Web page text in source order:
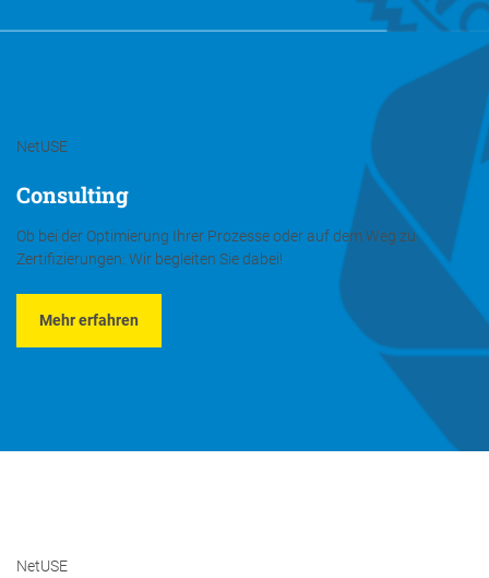
NetUSE
Consulting
Ob bei der Optimierung Ihrer Prozesse oder auf dem Weg zu
Zertifizierungen: Wir begleiten Sie dabei!
Mehr erfahren
NetUSE